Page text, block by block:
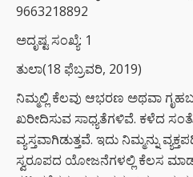
9663218892
ಅದೃಷ್ಟ ಸಂಖ್ಯೆ: 1
ತುಲಾ(18 ಫೆಬ್ರವರಿ, 2019)
ನಿಮ್ಮಲ್ಲಿ ಕೆಲವು ಆಭರಣ ಅಥವಾ
ಖರೀದಿಸುವ ಸಾಧ್ಯತೆಗಳಿವೆ. ಕಳೆದ
ವ್ಯಸ್ತವಾಗಿಡುತ್ತವೆ. ಇದು ನಿಮ್ಮನ್ನು
ಸ್ವರೂಪದ ಯೋಜನೆಗಳಲ್ಲಿ ಕೆಲಸ